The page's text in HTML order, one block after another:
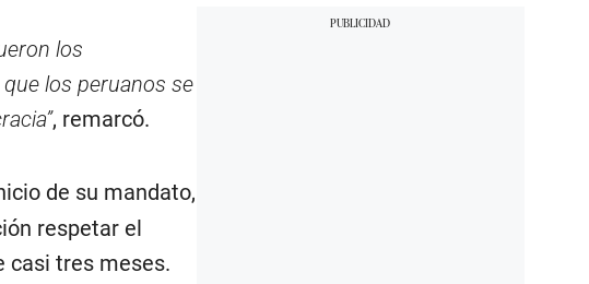
los
los peruanos se
, remarcó.
de su mandato,
respetar el
casi tres meses.